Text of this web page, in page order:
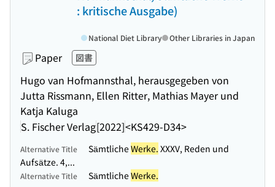
: kritische Ausgabe)
Paper 図書
Hugo van Hofmannsthal, herausgegeben von
Jutta Rissmann, Ellen Ritter, Mathias Mayer und
Katja Kaluga
S. Fischer Verlag[2022]<KS429-D34>
National Diet Library Other Libraries in Japan
Alternative Title SämtlicheWerke. XXXV, Reden und
Aufsätze. 4,...
Alternative Title SämtlicheWerke.